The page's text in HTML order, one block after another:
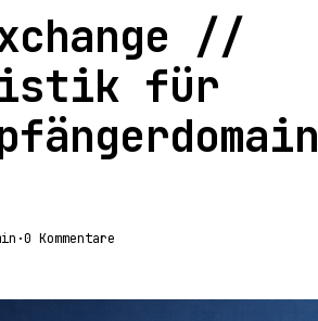
//
für
·0 Kommentare